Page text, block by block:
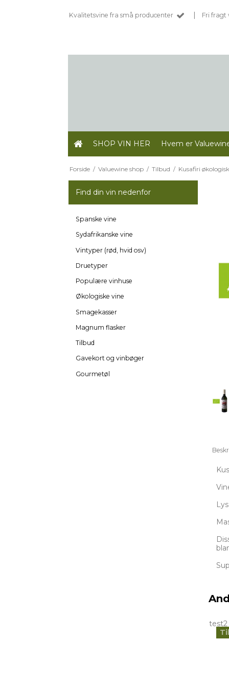
Kvalitetsvine fra små producenter | Fri fragt
SHOP VIN HER Hvem er
Forside / Valuewine shop / Tilbud / Kusafiri
Find din vin nedenfor
Spanske vine
Sydafrikanske vine
Vintyper (rød, hvid osv)
Druetyper
Populære vinhuse
Økologiske vine
Smagekasser
Magnum flasker
Tilbud
Gavekort og vinbøger
Gourmetøl
test2